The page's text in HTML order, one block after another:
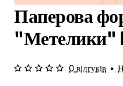
Паперова
"Метелики"
0 відгуків •